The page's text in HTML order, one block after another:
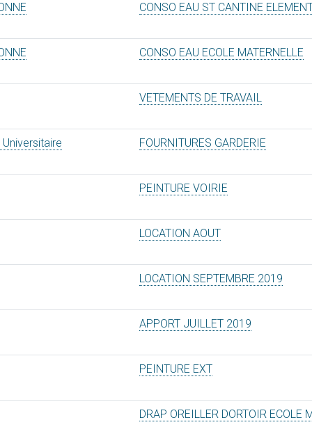
CONSO EAU ST CANTINE
CONSO EAU ECOLE MATERNELLE
VETEMENTS DE TRAVAIL
FOURNITURES GARDERIE
PEINTURE VOIRIE
LOCATION AOUT
LOCATION SEPTEMBRE 2019
APPORT JUILLET 2019
PEINTURE EXT
DRAP OREILLER DORTOIR ECOLE